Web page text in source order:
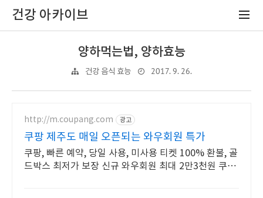
건강 아카이브
양하먹는법, 양하효능
건강 음식 효능 2017. 9. 26.
http://m.coupang.com 광고
쿠팡 제주도 매일 오픈되는 와우회원 특가
쿠팡, 빠른 예약, 당일 사용, 미사용 티켓 100% 환불, 골
드박스 최저가 보장 신규 와우회원 최대 2만3천원 쿠폰